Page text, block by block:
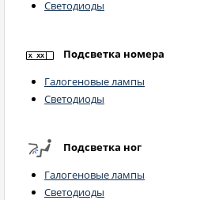
Светодиоды
Подсветка номера
Галогеновые лампы
Светодиоды
Подсветка ног
Галогеновые лампы
Светодиоды